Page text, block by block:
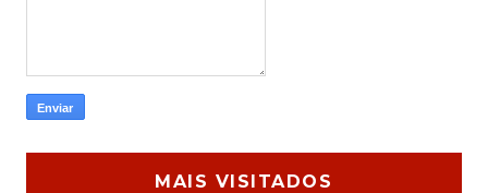
MAIS VISITADOS